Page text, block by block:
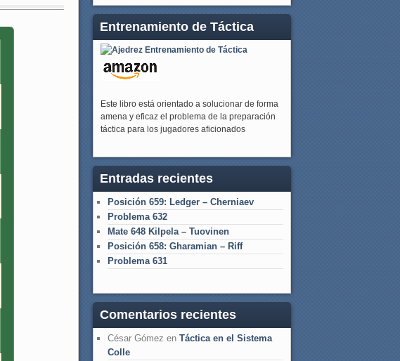
Entrenamiento de Táctica
Este libro está orientado a solucionar de forma
amena y eficaz el problema de la preparación
táctica para los jugadores aficionados
Entradas recientes
Posición 659: Ledger – Cherniaev
Problema 632
Mate 648 Kilpela – Tuovinen
Posición 658: Gharamian – Riff
Problema 631
Comentarios recientes
César Gómez en Táctica en el Sistema
Colle